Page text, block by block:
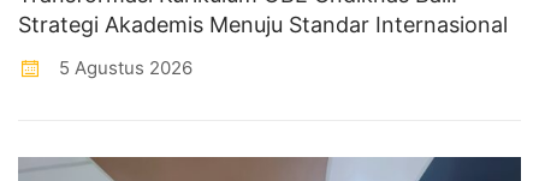
Strategi Akademis Menuju Standar Internasional
5 Agustus 2026